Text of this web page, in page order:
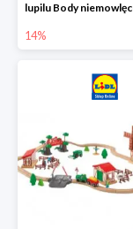
14%